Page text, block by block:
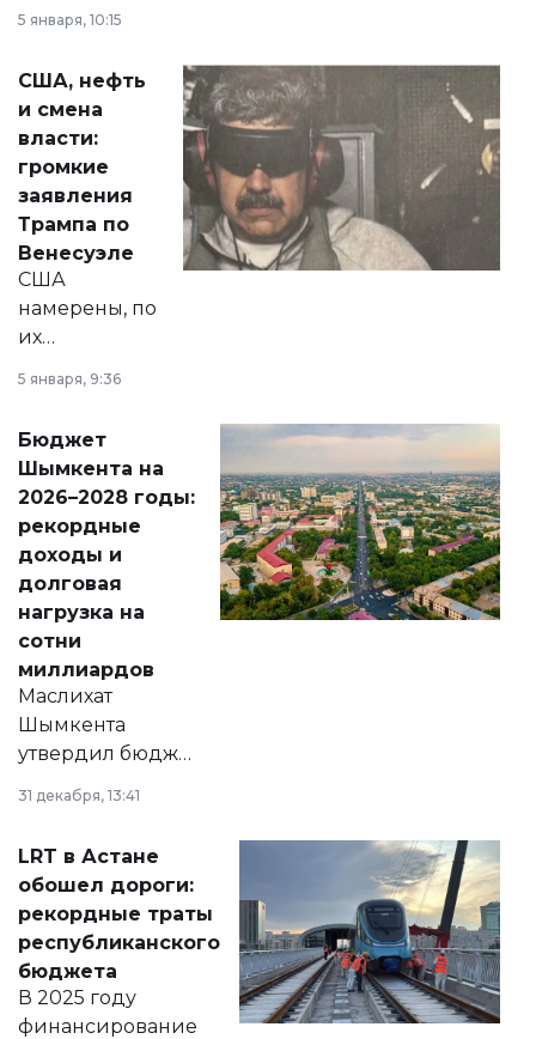
сразу несколько
актуальных тем —
от слухов о
политических
реформах до
вопросов армии,
экономики и
личного здоровья.
5 января, 10:15
США, нефть
и смена
власти:
громкие
заявления
Трампа по
Венесуэле
США
намерены, по
их
принести
народу
Венесуэлы.
5 января, 9:36
Бюджет
Шымкента на
2026–2028 годы:
рекордные
доходы и
долговая
нагрузка на
сотни
миллиардов
Маслихат
Шымкента
утвердил бюджет
города на 2026–
2028 годы.
документ
появился в базе
нормативных
правовых актов и
на сайте маслихат
города.
31 декабря, 13:41
LRT в Астане
обошел дороги:
рекордные траты
республиканского
бюджета
В 2025 году
финансирование